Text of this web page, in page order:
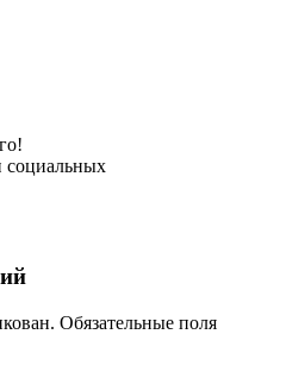
социальных
Обязательные поля